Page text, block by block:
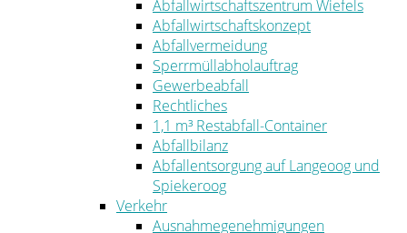
Abfallwirtschaftszentrum Wiefels
Abfallwirtschaftskonzept
Abfallvermeidung
Sperrmüllabholauftrag
Gewerbeabfall
Rechtliches
1,1 m³ Restabfall-Container
Abfallbilanz
Abfallentsorgung auf Langeoog und
Spiekeroog
Verkehr
Ausnahmegenehmigungen